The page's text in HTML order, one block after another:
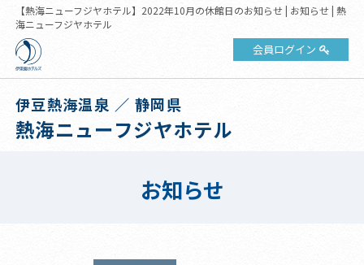
【熱海ニューフジヤホテル】2022年10月の休館日のお知らせ | お知らせ | 熱
海ニューフジヤホテル
会員ログイン
伊豆熱海温泉 ／ 静岡県
熱海ニューフジヤホテル
お知らせ